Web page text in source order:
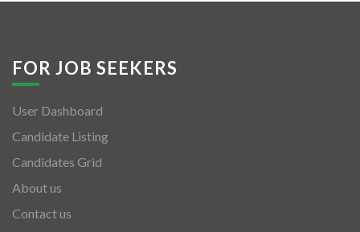
FOR JOB SEEKERS
User Dashboard
Candidate Listing
Candidates Grid
About us
Contact us